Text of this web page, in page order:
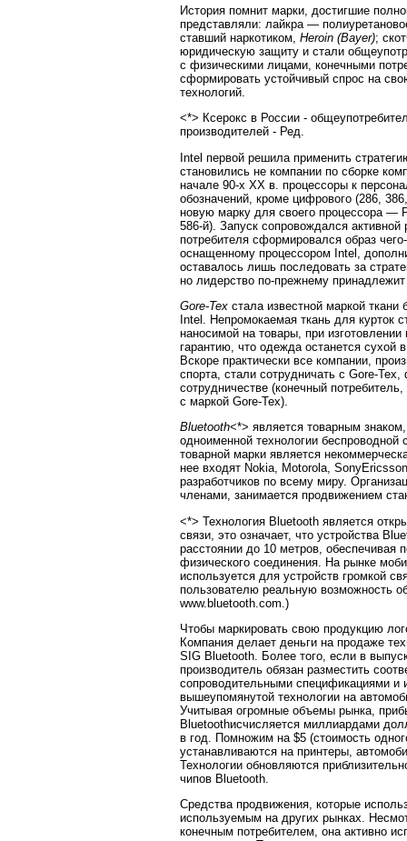
История помнит марки, достигшие
представляли: лайкра —
ставший наркотиком, Heroin (Bayer);
юридическую защиту и стали
с физическими лицами, конечными
сформировать устойчивый спрос на
технологий.
<*> Ксерокс в России -
производителей - Ред.
Intel первой решила применить
становились не компании по сборке
начале 90-х ХХ в. процессоры к
обозначений, кроме цифрового (286,
новую марку для своего процессора —
586-й). Запуск сопровождался
потребителя сформировался образ
оснащенному процессором Intel,
оставалось лишь последовать за
но лидерство по-прежнему
Gore-Tex стала известной маркой
Intel. Непромокаемая ткань для курток
наносимой на товары, при
гарантию, что одежда останется сухой
Вскоре практически все компании,
спорта, стали сотрудничать с Gore-
сотрудничестве (конечный
с маркой Gore-Tex).
Bluetooth<*> является товарным
одноименной технологии
товарной марки является
нее входят Nokia, Motorola,
разработчиков по всему миру.
членами, занимается продвижением
<*> Технология Bluetooth является
связи, это означает, что устройства
расстоянии до 10 метров, обеспечивая
физического соединения. На рынке
используется для устройств громкой
пользователю реальную возможность
www.bluetooth.com.)
Чтобы маркировать свою продукцию
Компания делает деньги на продаже
SIG Bluetooth. Более того, если в
производитель обязан разместить
сопроводительными спецификациями и
вышеупомянутой технологии на
Учитывая огромные объемы рынка,
Bluetoothисчисляется миллиардами
в год. Помножим на $5 (стоимость
устанавливаются на принтеры,
Технологии обновляются
чипов Bluetooth.
Средства продвижения, которые
используемым на других рынках.
конечным потребителем, она активно